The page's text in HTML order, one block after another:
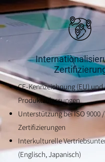
CE-Kennzeichnung (EU)
Produktzulassungen
Unterstützung bei ISO 9000
Zertifizierungen
Interkulturelle
(Englisch, Japanisch)